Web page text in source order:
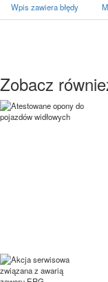
Wpis zawiera błędy
Zobacz